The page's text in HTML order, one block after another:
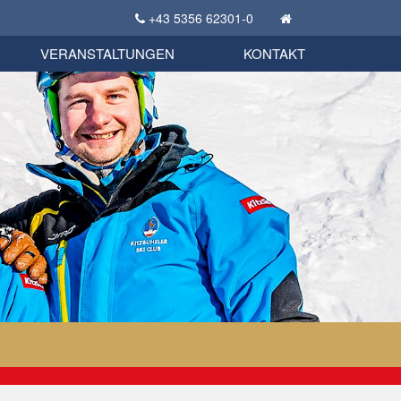
+43 5356 62301-0
KSC Sportgeschichte
Bekleidungsshop
VERANSTALTUNGEN KONTAKT